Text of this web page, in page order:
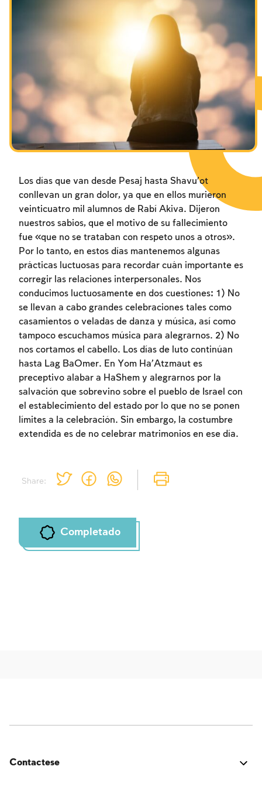
Los ayunos por la destrucción del Templo
Share:
Los días que van desde Pesaj hasta Shavu’ot
conllevan un gran dolor, ya que en ellos murieron
veinticuatro mil alumnos de Rabí Akiva. Dijeron
nuestros sabios, que el motivo de su fallecimiento
fue «que no se trataban con respeto unos a otros».
Por lo tanto, en estos días mantenemos algunas
prácticas luctuosas para recordar cuán importante es
corregir las relaciones interpersonales. Nos
conducimos luctuosamente en dos cuestiones: 1) No
se llevan a cabo grandes celebraciones tales como
casamientos o veladas de danza y música, así como
tampoco escuchamos música para alegrarnos. 2) No
nos cortamos el cabello. Los días de luto continúan
hasta Lag BaOmer. En Yom Ha’Atzmaut es
preceptivo alabar a HaShem y alegrarnos por la
salvación que sobrevino sobre el pueblo de Israel con
el establecimiento del estado por lo que no se ponen
límites a la celebración. Sin embargo, la costumbre
extendida es de no celebrar matrimonios en ese día.
Completado
Inscripcion requerida
Para marcar lo estudiado debe conectarse
a su cuenta o inscribirse.
Inscripcion Conectarse
Contactese